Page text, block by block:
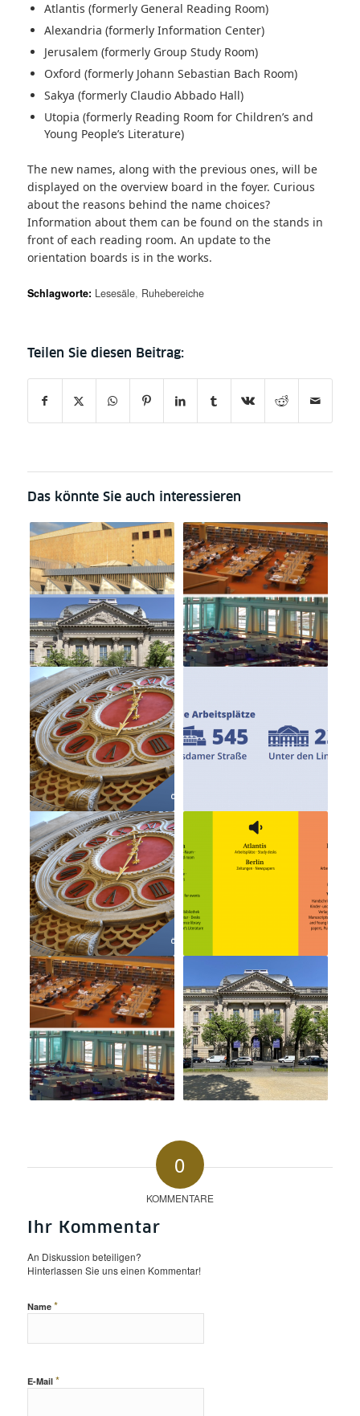
Atlantis (formerly General Reading Room)
Alexandria (formerly Information Center)
Jerusalem (formerly Group Study Room)
Oxford (formerly Johann Sebastian Bach Room)
Sakya (formerly Claudio Abbado Hall)
Utopia (formerly Reading Room for Children’s and
Young People’s Literature)
The new names, along with the previous ones, will be
displayed on the overview board in the foyer. Curious
about the reasons behind the name choices?
Information about them can be found on the stands in
front of each reading room. An update to the
orientation boards is in the works.
Schlagworte: Lesesäle, Ruhebereiche
Das könnte Sie auch interessieren
0
KOMMENTARE
Ihr Kommentar
An Diskussion beteiligen?
Hinterlassen Sie uns einen Kommentar!
Name *
E-Mail *